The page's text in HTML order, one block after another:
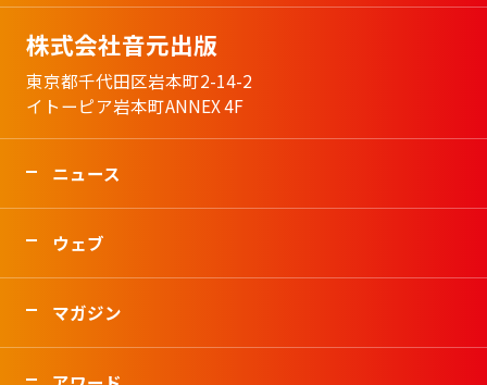
株式会社音元出版
東京都千代田区岩本町2-14-2
イトーピア岩本町ANNEX 4F
ニュース
ウェブ
マガジン